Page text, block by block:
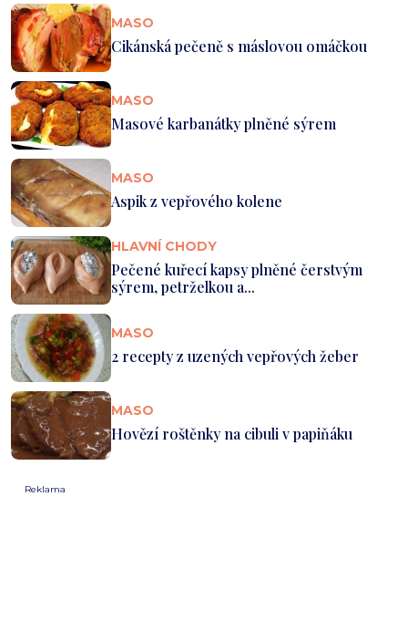
MASO
Cikánská pečeně s máslovou omáčkou
MASO
Masové karbanátky plněné sýrem
MASO
Aspik z vepřového kolene
HLAVNÍ CHODY
Pečené kuřecí kapsy plněné čerstvým
sýrem, petrželkou a...
MASO
2 recepty z uzených vepřových žeber
MASO
Hovězí roštěnky na cibuli v papiňáku
Reklama